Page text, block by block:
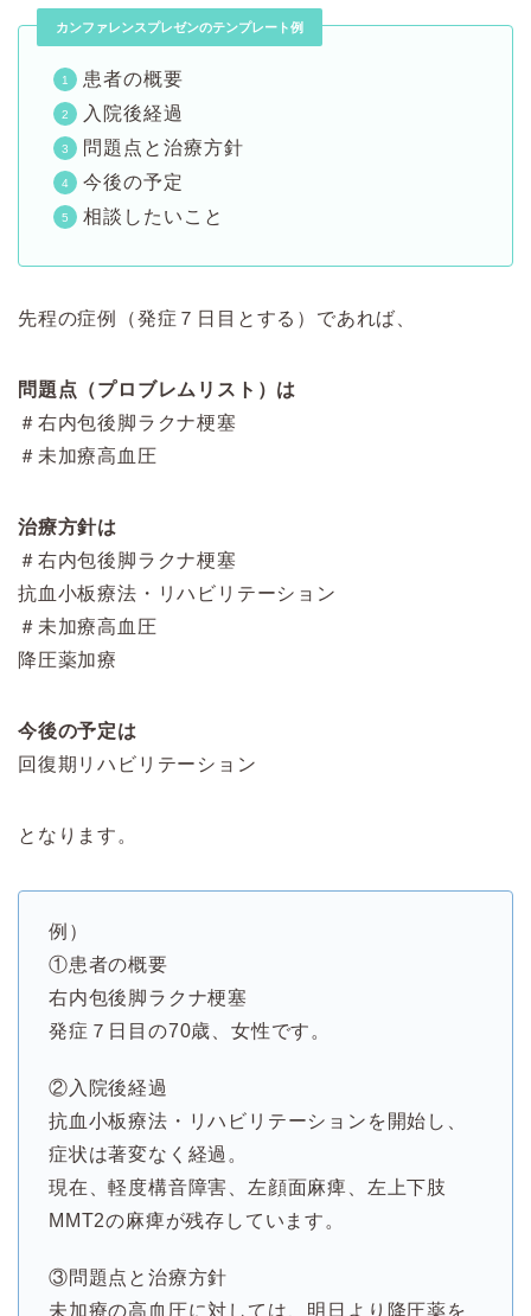
カンファレンスプレゼンのテンプレート例
患者の概要
入院後経過
問題点と治療方針
今後の予定
相談したいこと
先程の症例（発症７日目とする）であれば、
問題点（プロブレムリスト）は
＃右内包後脚ラクナ梗塞
＃未加療高血圧
治療方針は
＃右内包後脚ラクナ梗塞
抗血小板療法・リハビリテーション
＃未加療高血圧
降圧薬加療
今後の予定は
回復期リハビリテーション
となります。
例）
①患者の概要
右内包後脚ラクナ梗塞
発症７日目の70歳、女性です。
②入院後経過
抗血小板療法・リハビリテーションを開始し、
症状は著変なく経過。
現在、軽度構音障害、左顔面麻痺、左上下肢
MMT2の麻痺が残存しています。
③問題点と治療方針
未加療の高血圧に対しては、明日より降圧薬を